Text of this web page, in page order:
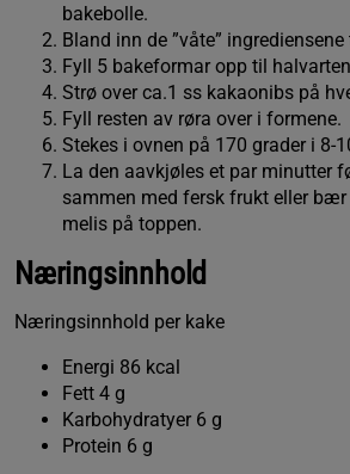
bakebolle.
Bland inn de ”våte”
Fyll 5 bakeformar opp til
Strø over ca.1 ss kakaonibs på
Fyll resten av røra over i formene.
Stekes i ovnen på 170 grader i 8-
La den aavkjøles et par minutter
sammen med fersk frukt eller
melis på toppen.
Næringsinnhold
Næringsinnhold per kake
Energi 86 kcal
Fett 4 g
Karbohydratyer 6 g
Protein 6 g